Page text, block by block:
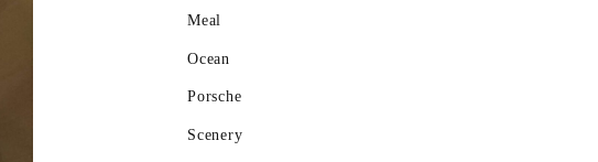
Meal
Ocean
Porsche
Scenery